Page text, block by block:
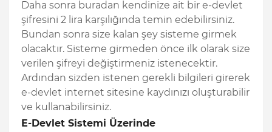
Daha sonra buradan kendinize ait bir e-devlet
şifresini 2 lira karşılığında temin edebilirsiniz.
Bundan sonra size kalan şey sisteme girmek
olacaktır. Sisteme girmeden önce ilk olarak size
verilen şifreyi değiştirmeniz istenecektir.
Ardından sizden istenen gerekli bilgileri girerek
e-devlet internet sitesine kaydınızı oluşturabilir
ve kullanabilirsiniz.
E-Devlet Sistemi Üzerinde